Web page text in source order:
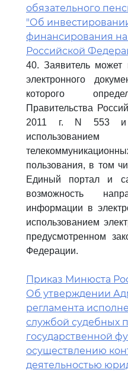
обязательного
"Об
финансирования
Российской
40. Заявитель
электронного
которого
Правительства
2011 г. N 553 и
пользования, в том
Единый портал и
возможность
информации в
использованием
предусмотренном
Федерации.
Приказ Минюста
Об утверждении
регламента
службой судебных
государственной
осуществлению
деятельностью